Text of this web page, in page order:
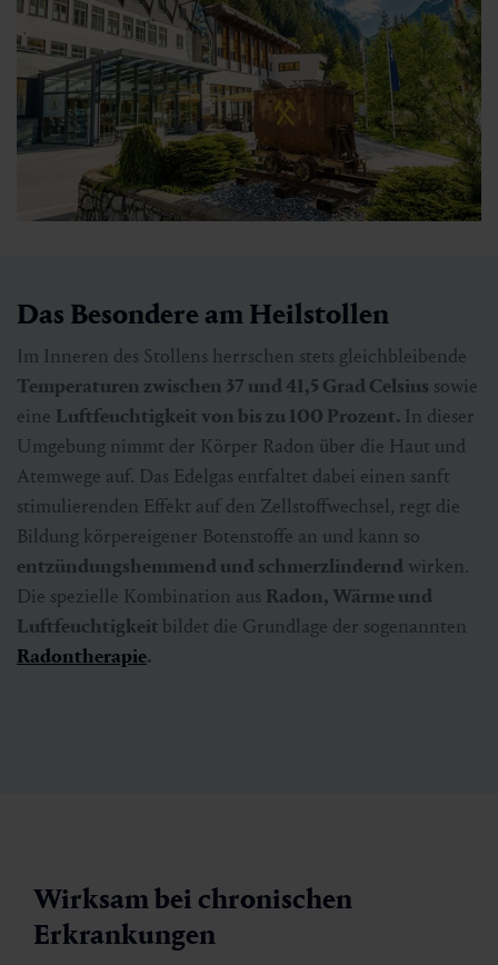
Das Besondere am Heilstollen
Im Inneren des Stollens herrschen stets gleichbleibende
Temperaturen zwischen 37 und 41,5 Grad Celsius sowie
eine Luftfeuchtigkeit von bis zu 100 Prozent. In dieser
Umgebung nimmt der Körper Radon über die Haut und
Atemwege auf. Das Edelgas entfaltet dabei einen sanft
stimulierenden Effekt auf den Zellstoffwechsel, regt die
Bildung körpereigener Botenstoffe an und kann so
entzündungshemmend und schmerzlindernd wirken.
Die spezielle Kombination aus Radon, Wärme und
Luftfeuchtigkeit bildet die Grundlage der sogenannten
Radontherapie.
Wirksam bei chronischen
Erkrankungen